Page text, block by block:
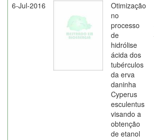
6-Jul-2016
Otimização
no
processo
de
hidrólise
ácida dos
tubérculos
da erva
daninha
Cyperus
esculentus
visando a
obtenção
de etanol